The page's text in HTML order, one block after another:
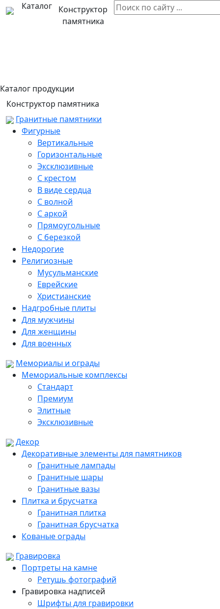
Каталог
Конструктор
памятника
Каталог продукции
Конструктор памятника
Гранитные памятники
Фигурные
Вертикальные
Горизонтальные
Эксклюзивные
С крестом
В виде сердца
С волной
С аркой
Прямоугольные
С березкой
Недорогие
Религиозные
Мусульманские
Еврейские
Христианские
Надгробные плиты
Для мужчины
Для женщины
Для военных
Мемориалы и ограды
Мемориальные комплексы
Стандарт
Премиум
Элитные
Эксклюзивные
Декор
Декоративные элементы для памятников
Гранитные лампады
Гранитные шары
Гранитные вазы
Плитка и брусчатка
Гранитная плитка
Гранитная брусчатка
Кованые ограды
Гравировка
Портреты на камне
Ретушь фотографий
Гравировка надписей
Шрифты для гравировки